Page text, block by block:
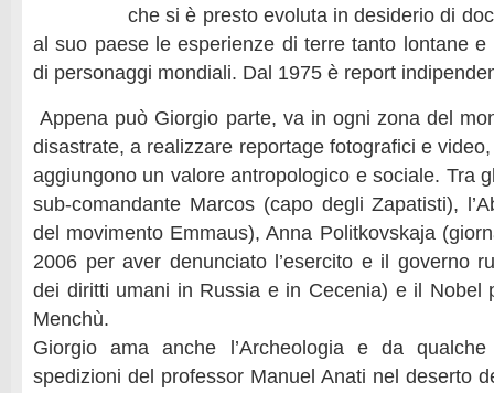
che si è presto evoluta in desiderio di
al suo paese le esperienze di terre tanto lontane e
di personaggi mondiali. Dal 1975 è report
Appena può Giorgio parte, va in ogni zona del
disastrate, a realizzare reportage fotografici e
aggiungono un valore antropologico e sociale. Tra
sub-comandante Marcos (capo degli Zapatisti),
del movimento Emmaus), Anna Politkovskaja
2006 per aver denunciato l’esercito e il governo
dei diritti umani in Russia e in Cecenia) e il Nobel
Menchù.
Giorgio ama anche l’Archeologia e da
spedizioni del professor Manuel Anati nel deserto